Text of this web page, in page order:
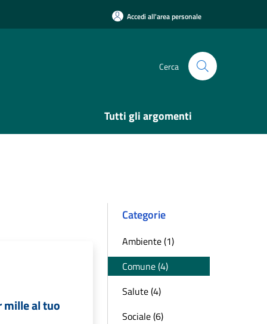
Accedi all'area personale
Cerca
Tutti gli argomenti
mille al tuo
Categorie
Ambiente (1)
Comune (4)
Salute (4)
Sociale (6)